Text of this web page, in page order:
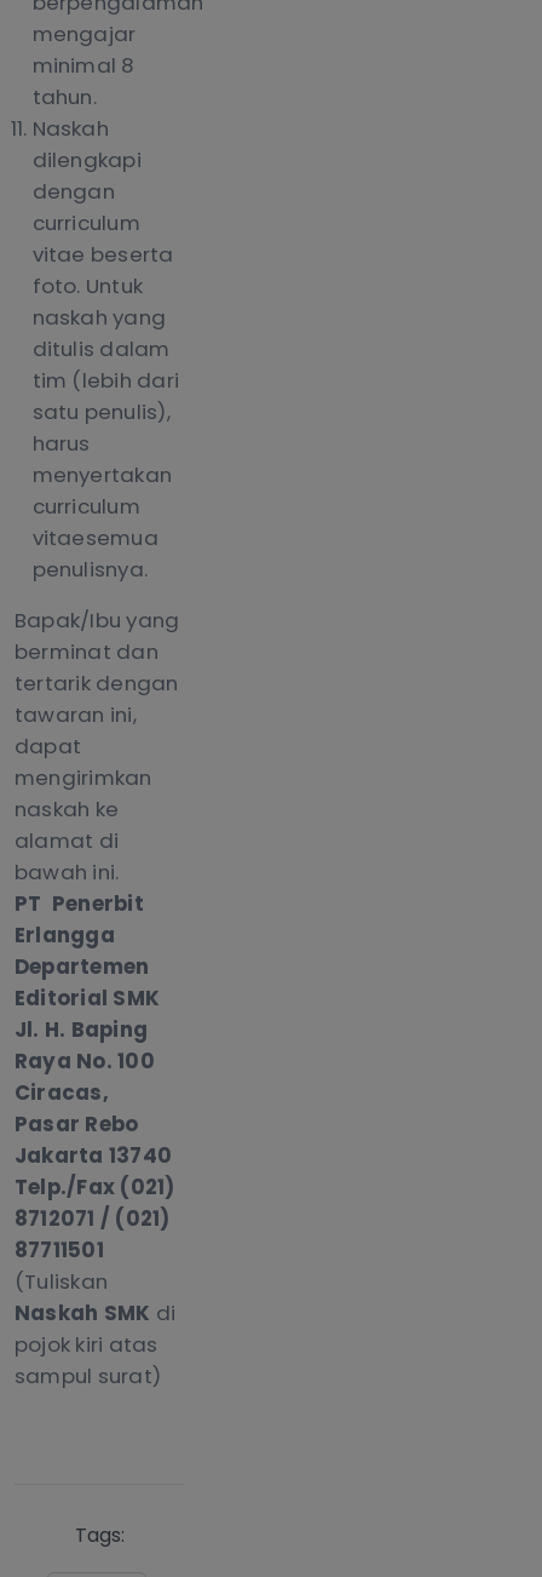
mengajar
minimal 8
tahun.
Naskah
dilengkapi
dengan
curriculum
vitae beserta
foto. Untuk
naskah yang
ditulis dalam
tim (lebih dari
satu penulis),
harus
menyertakan
curriculum
vitaesemua
penulisnya.
Bapak/Ibu yang
berminat dan
tertarik dengan
tawaran ini,
dapat
mengirimkan
naskah ke
alamat di
bawah ini.
PT Penerbit
Erlangga
Departemen
Editorial SMK
Jl. H. Baping
Raya No. 100
Ciracas,
Pasar Rebo
Jakarta 13740
Telp./Fax (021)
8712071 / (021)
87711501
(Tuliskan
Naskah SMK di
pojok kiri atas
sampul surat)
Tags: